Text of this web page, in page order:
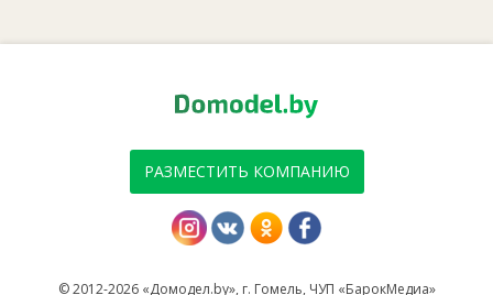
РАЗМЕСТИТЬ КОМПАНИЮ
© 2012-2026 «Домодел.by», г. Гомель, ЧУП «БарокМедиа»